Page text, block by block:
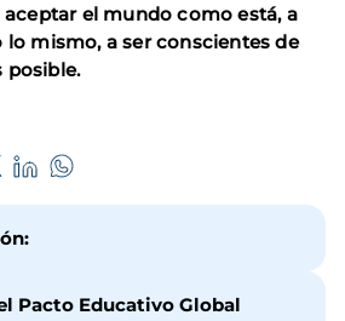
el mundo como está, a
lo mismo, a ser conscientes de
posible.
Pacto Educativo Global